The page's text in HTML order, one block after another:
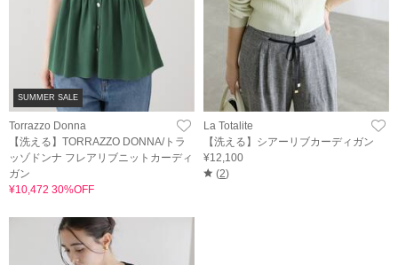
SUMMER SALE
Torrazzo Donna
【洗える】TORRAZZO DONNA/トラ
ッゾドンナ フレアリブニットカーディ
ガン
¥10,472 30%OFF
La Totalite
【洗える】シアーリブカーディガン
¥12,100
(2)